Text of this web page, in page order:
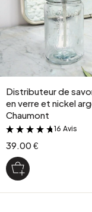
Distributeur de
en verre et nickel
Chaumont
&
16 Avis
39.00 €